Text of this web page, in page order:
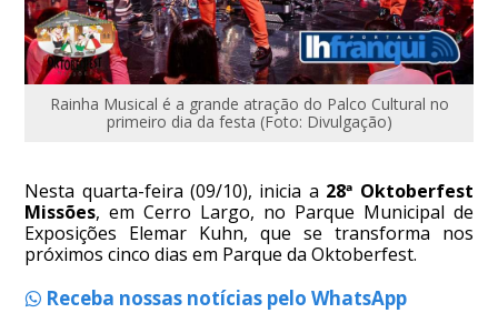
Rainha Musical é a grande atração do Palco Cultural no
primeiro dia da festa (Foto: Divulgação)
Nesta quarta-feira (09/10), inicia a 28ª Oktoberfest
Missões, em Cerro Largo, no Parque Municipal de
Exposições Elemar Kuhn, que se transforma nos
próximos cinco dias em Parque da Oktoberfest.
Receba nossas notícias pelo WhatsApp